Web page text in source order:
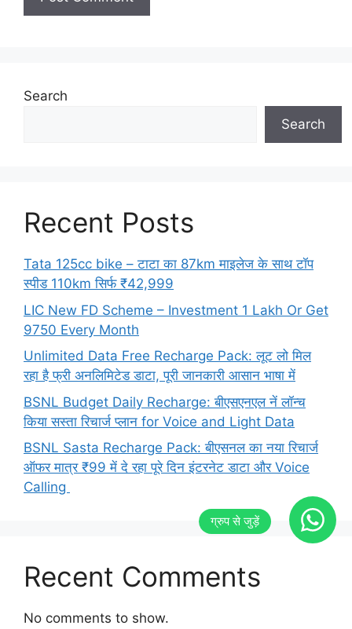
Search
Search
Recent Posts
Tata 125cc bike – टाटा का 87km माइलेज के साथ टॉप
स्पीड 110km सिर्फ ₹42,999
LIC New FD Scheme – Investment 1 Lakh Or Get
9750 Every Month
Unlimited Data Free Recharge Pack: लूट लो मिल
रहा है फ्री अनलिमिटेड डाटा, पूरी जानकारी आसान भाषा में
BSNL Budget Daily Recharge: बीएसएनएल नें लॉन्च
किया सस्ता रिचार्ज प्लान for Voice and Light Data
BSNL Sasta Recharge Pack: बीएसनल का नया रिचार्ज
ऑफर मात्र ₹99 में दे रहा पूरे दिन इंटरनेट डाटा और Voice
Calling
Recent Comments
No comments to show.